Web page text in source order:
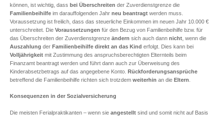
können, ist wichtig, dass bei Überschreiten der Zuverdienstgrenze die
Familienbeihilfe im darauffolgenden Jahr neu beantragt werden muss.
Voraussetzung ist freilich, dass das steuerliche Einkommen im neuen Jahr 10.000 €
unterschreitet. Die Voraussetzungen für den Bezug von Familienbeihilfe bzw. für
das Überschreiten der Zuverdienstgrenze ändern sich auch dann nicht , wenn die
Auszahlung der Familienbeihilfe direkt an das Kind erfolgt. Dies kann bei
Volljährigkeit mit Zustimmung des anspruchsberechtigten Elternteils beim
Finanzamt beantragt werden und führt dann auch zur Überweisung des
Kinderabsetzbetrags auf das angegebene Konto. Rückforderungsansprüche
betreffend die Familienbeihilfe richten sich trotzdem weiterhin an die Eltern
Konsequenzen in der Sozialversicherung
Die meisten Ferialpraktikanten – wenn sie angestellt sind und somit nicht auf Basis